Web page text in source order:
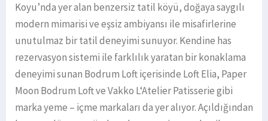
Koyu’nda yer alan benzersiz tatil köyü, doğaya saygılı
modern mimarisi ve eşsiz ambiyansı ile misafirlerine
unutulmaz bir tatil deneyimi sunuyor. Kendine has
rezervasyon sistemi ile farklılık yaratan bir konaklama
deneyimi sunan Bodrum Loft içerisinde Loft Elia, Paper
Moon Bodrum Loft ve Vakko L‘Atelier Patisserie gibi
marka yeme – içme markaları da yer alıyor. Açıldığından